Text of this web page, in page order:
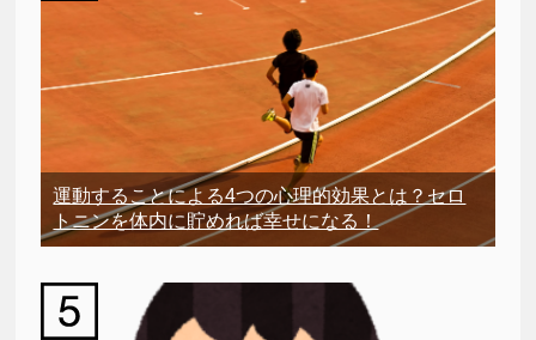
運動することによる4つの心理的効果とは？セロ
トニンを体内に貯めれば幸せになる！